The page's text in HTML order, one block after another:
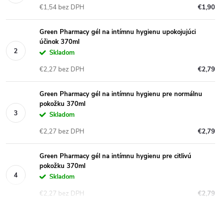
€1,90
€1,54 bez DPH
Green Pharmacy gél na intímnu hygienu upokojujúci
účinok 370ml
Skladom
€2,79
€2,27 bez DPH
Green Pharmacy gél na intímnu hygienu pre normálnu
pokožku 370ml
Skladom
€2,79
€2,27 bez DPH
Green Pharmacy gél na intímnu hygienu pre citlivú
pokožku 370ml
Skladom
€2,79
€2,27 bez DPH